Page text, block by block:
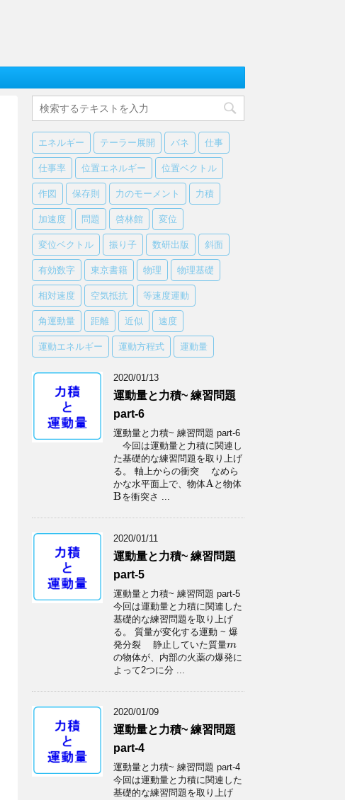
エネルギー テーラー展開 バネ 仕事
仕事率 位置エネルギー 位置ベクトル
作図 保存則 力のモーメント 力積
加速度 問題 啓林館 変位
変位ベクトル 振り子 数研出版 斜面
有効数字 東京書籍 物理 物理基礎
相対速度 空気抵抗 等速度運動
角運動量 距離 近似 速度
運動エネルギー 運動方程式 運動量
2020/01/13
運動量と力積~ 練習問題
part-6
運動量と力積~ 練習問題 part-6
今回は運動量と力積に関連し
た基礎的な練習問題を取り上げ
る。 軸上からの衝突 なめら
かな水平面上で、物体A
A と物体
B
B を衝突さ ...
2020/01/11
運動量と力積~ 練習問題
part-5
運動量と力積~ 練習問題 part-5
今回は運動量と力積に関連した
基礎的な練習問題を取り上げ
る。 質量が変化する運動 ~ 爆
発分裂 静止していた質量m
m
の物体が、内部の火薬の爆発に
よって2つに分 ...
2020/01/09
運動量と力積~ 練習問題
part-4
運動量と力積~ 練習問題 part-4
今回は運動量と力積に関連した
基礎的な練習問題を取り上げ